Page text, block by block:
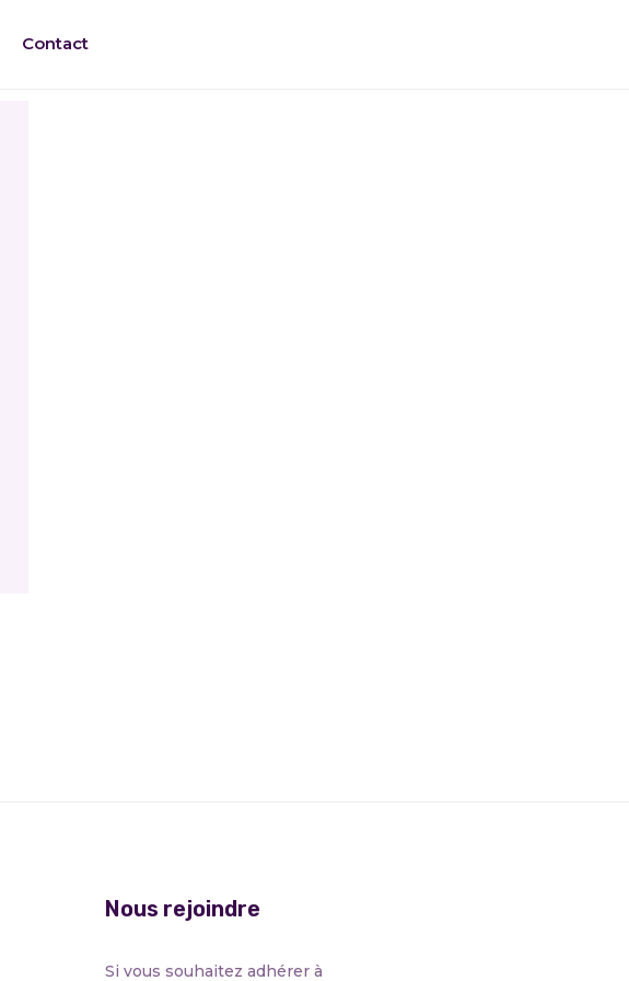
Contact
Nous rejoindre
Si vous souhaitez adhérer à